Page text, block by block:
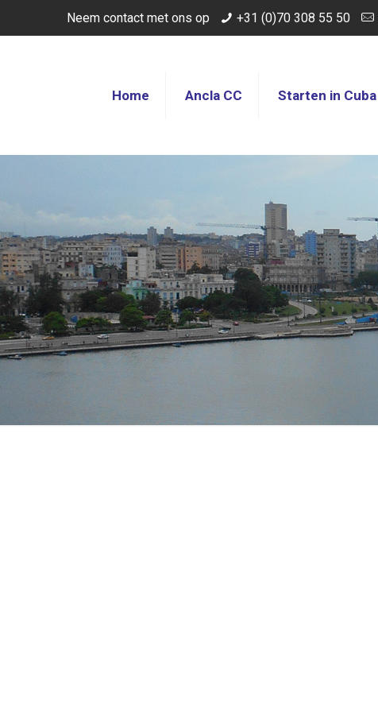
Neem contact met ons op +31 (0)70 308 55 50
Home Ancla CC Starten in Cuba